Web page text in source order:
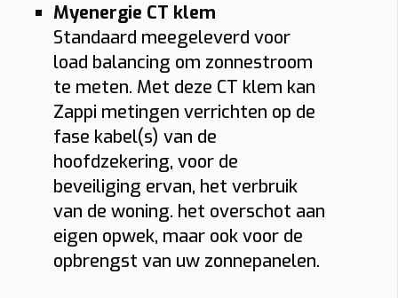
Myenergie CT klem
Standaard meegeleverd voor
load balancing om zonnestroom
te meten. Met deze CT klem kan
Zappi metingen verrichten op de
fase kabel(s) van de
hoofdzekering, voor de
beveiliging ervan, het verbruik
van de woning. het overschot aan
eigen opwek, maar ook voor de
opbrengst van uw zonnepanelen.